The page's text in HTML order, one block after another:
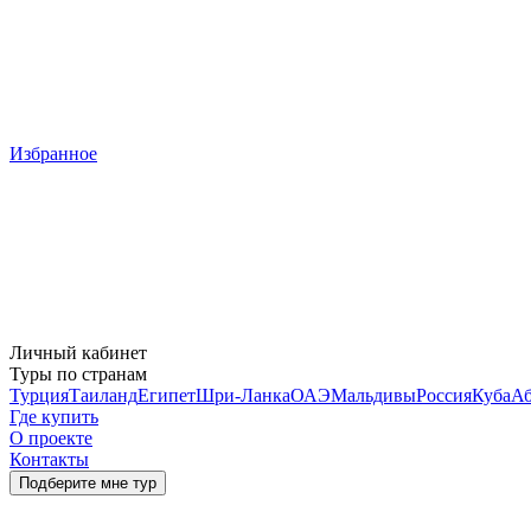
Избранное
Личный кабинет
Туры по странам
ТурцияТаиландЕгипетШри-ЛанкаОАЭМальдивыРоссияКуба
Где купить
О проекте
Контакты
Подберите мне тур